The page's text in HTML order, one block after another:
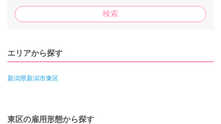
エリアから探す
新潟県新潟市東区
東区の雇用形態から探す